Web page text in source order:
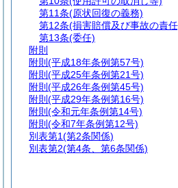
第11条(原状回復の義務)
第12条(損害賠償及び事故の責
第13条(委任)
附則
附則 (平成18年条例第57号)
附則 (平成25年条例第21号)
附則 (平成26年条例第45号)
附則 (平成29年条例第16号)
附則 (令和元年条例第14号)
附則 (令和7年条例第12号)
別表第1(第2条関係)
別表第2(第4条、第6条関係)